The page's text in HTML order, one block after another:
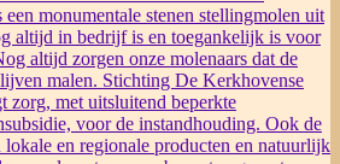
monumentale stenen stellingmolen uit
altijd in bedrijf is en toegankelijk is voor
altijd zorgen onze molenaars dat de
malen. Stichting De Kerkhovense
zorg, met uitsluitend beperkte
voor de instandhouding. Ook de
en regionale producten en natuurlijk